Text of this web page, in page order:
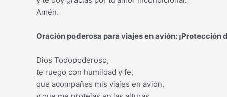
Amén.
Oración poderosa para viajes en avión: ¡Protección
Dios Todopoderoso,
te ruego con humildad y fe,
que acompañes mis viajes en avión,